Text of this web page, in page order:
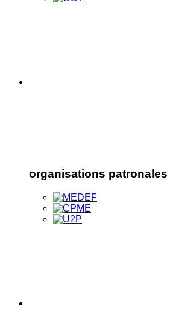
organisations patronales